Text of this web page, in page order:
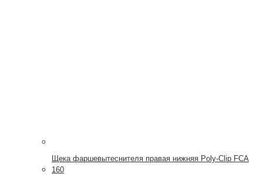
Щека фаршевытеснителя правая нижняя Poly-Clip FCA
160